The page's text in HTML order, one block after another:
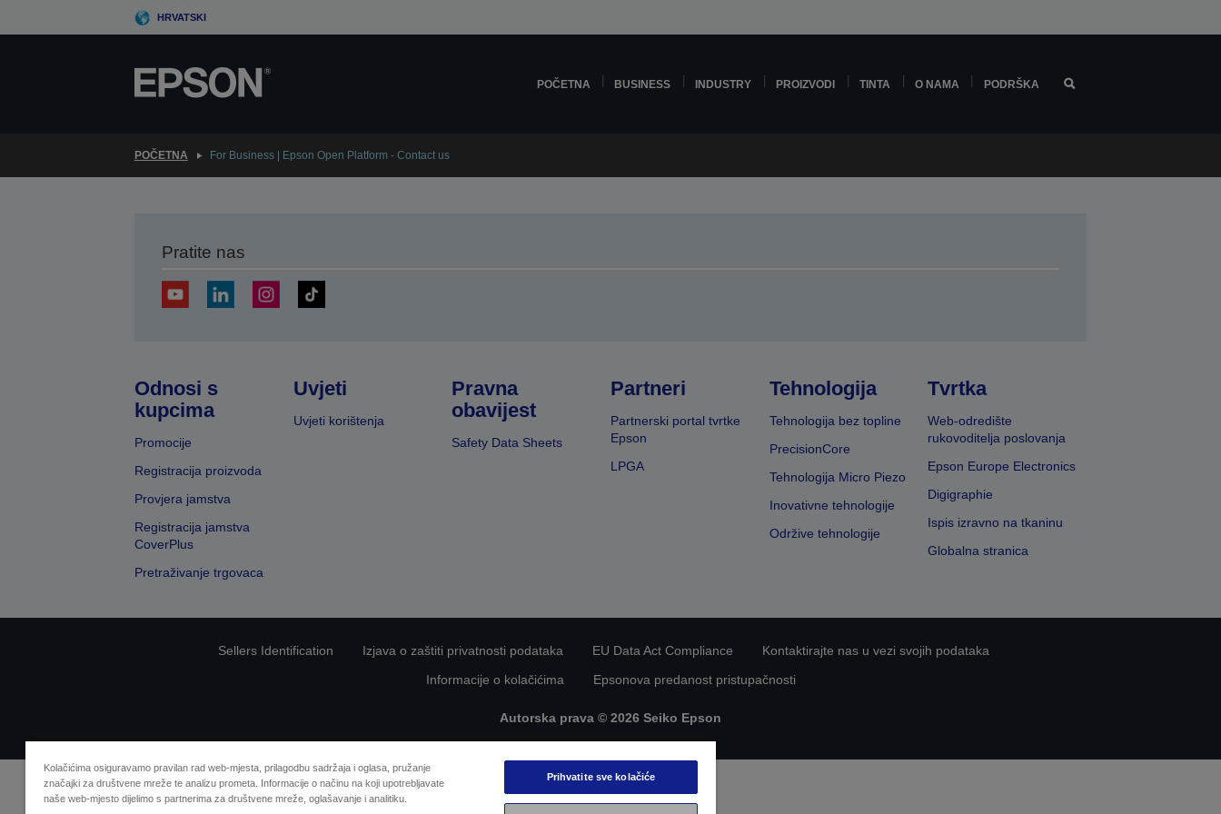
to
HRVATSKI
POČETNA BUSINESS INDUSTRY PROIZVODI TINTA O NAMA PODRŠKA
POČETNA For Business | Epson Open Platform - Contact us
Pratite nas
Odnosi s
kupcima
Promocije
Registracija proizvoda
Provjera jamstva
Registracija jamstva
CoverPlus
Pretraživanje trgovaca
Uvjeti
Uvjeti korištenja
Pravna
obavijest
Safety Data Sheets
Partneri
Partnerski portal tvrtke
Epson
LPGA
Tehnologija
Tehnologija bez topline
PrecisionCore
Tehnologija Micro Piezo
Inovativne tehnologije
Održive tehnologije
Tvrtka
Web-odredište
rukovoditelja poslovanja
Epson Europe Electronics
Digigraphie
Ispis izravno na tkaninu
Globalna stranica
Sellers Identification Izjava o zaštiti privatnosti podataka EU Data Act Compliance
Kontaktirajte nas u vezi svojih podataka
Informacije o kolačićima
Epsonova predanost pristupačnosti
Autorska prava © 2026 Seiko Epson
Kolačićima osiguravamo pravilan rad web-mjesta, prilagodbu sadržaja i oglasa, pružanje
značajki za društvene mreže te analizu prometa. Informacije o načinu na koji upotrebljavate
naše web-mjesto dijelimo s partnerima za društvene mreže, oglašavanje i analitiku.
Prihvatite sve kolačiće